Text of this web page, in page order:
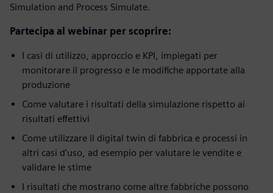
Simulation and Process Simulate.
Partecipa al webinar per scoprire:
I casi di utilizzo, approccio e KPI, impiegati per
monitorare il progresso e le modifiche apportate alla
produzione
Come valutare i risultati della simulazione rispetto ai
risultati effettivi
Come utilizzare il digital twin di fabbrica e processi in
altri casi d’uso, ad esempio per valutare le vendite e
validare le stime
I risultati che mostrano come altre fabbriche possono